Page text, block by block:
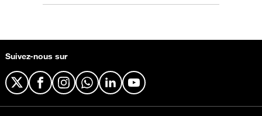
Suivez-nous sur
X FacebookInstagramWhatsApp
LinkedInYouTube